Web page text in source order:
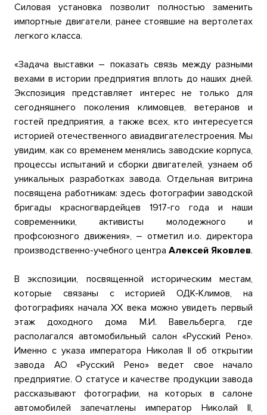
Силовая установка позволит полностью заменить
импортные двигатели, ранее стоявшие на вертолетах
легкого класса.
«Задача выставки – показать связь между разными
вехами в истории предприятия вплоть до наших дней.
Экспозиция представляет интерес не только для
сегодняшнего поколения климовцев, ветеранов и
гостей предприятия, а также всех, кто интересуется
историей отечественного авиадвигателестроения. Мы
увидим, как со временем менялись заводские корпуса,
процессы испытаний и сборки двигателей, узнаем об
уникальных разработках завода. Отдельная витрина
посвящена работникам: здесь фотографии заводской
бригады красногвардейцев 1917-го года и наши
современники, активисты молодежного и
профсоюзного движения», – отметил и.о. директора
производственно-учебного центра Алексей Яковлев.
В экспозиции, посвященной историческим местам,
которые связаны с историей ОДК-Климов, на
фотографиях начала XX века можно увидеть первый
этаж доходного дома М.И. Вавельберга, где
располагался автомобильный салон «Русский Рено».
Именно с указа императора Николая II об открытии
завода АО «Русский Рено» ведет свое начало
предприятие. О статусе и качестве продукции завода
рассказывают фотографии, на которых в салоне
автомобилей запечатлены император Николай II,